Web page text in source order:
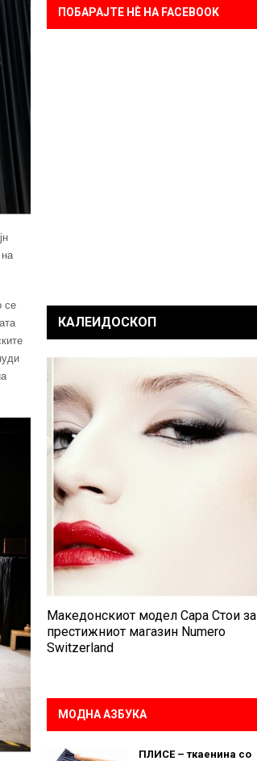
се
ПОБАРАЈТЕ НÈ НА FACEBOOK
КАЛЕИДОСКОП
Македонскиот модел Сара Стои за
престижниот магазин Numero
Switzerland
МОДНА АЗБУКА
ПЛИСЕ – ткаенина со